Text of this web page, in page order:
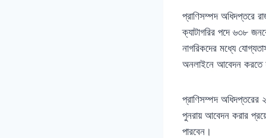
প্রাণিসম্পদ অধিদপ্তরে
ক্যাটাগরির পদে ৬৩৮
নাগরিকদের মধ্যে
অনলাইনে আবেদন করতে
প্রাণিসম্পদ অধিদপ্তরের
পুনরায় আবেদন করার
পারবেন।